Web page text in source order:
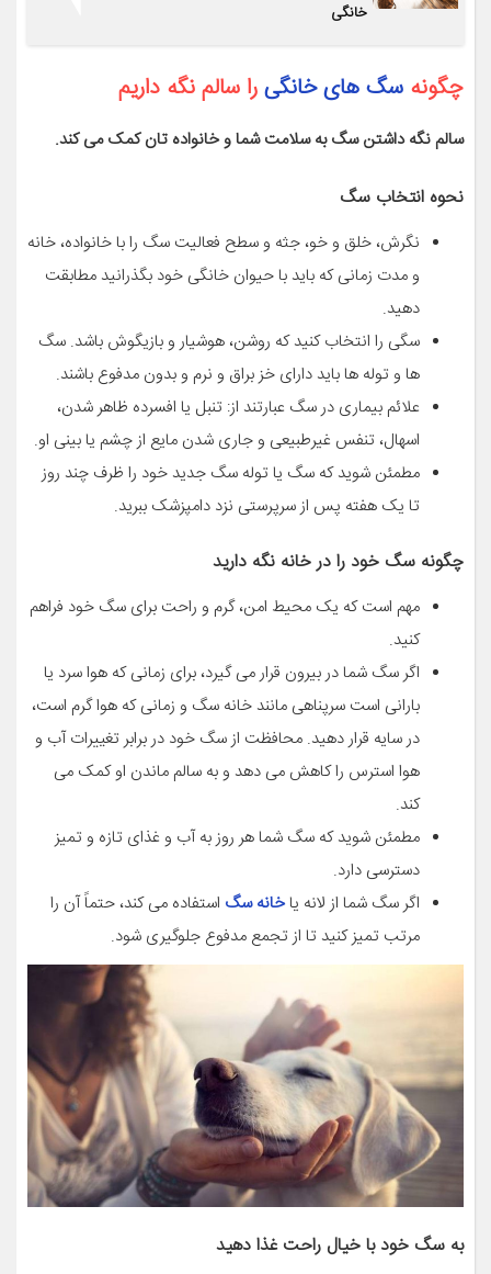
خانگی
چگونه سگ های خانگیرا سالم نگه داریم
سالم نگه داشتن سگ به سلامت شما و خانواده تان کمک می کند.
نحوه انتخاب سگ
نگرش، خلق و خو، جثه و سطح فعالیت سگ را با خانواده، خانه
و مدت زمانی که باید با حیوان خانگی خود بگذرانید مطابقت
دهید.
سگی را انتخاب کنید که روشن، هوشیار و بازیگوش باشد. سگ
ها و توله ها باید دارای خز براق و نرم و بدون مدفوع باشند.
علائم بیماری در سگ عبارتند از: تنبل یا افسرده ظاهر شدن،
اسهال، تنفس غیرطبیعی و جاری شدن مایع از چشم یا بینی او.
مطمئن شوید که سگ یا توله سگ جدید خود را ظرف چند روز
تا یک هفته پس از سرپرستی نزد دامپزشک ببرید.
چگونه سگ خود را در خانه نگه دارید
مهم است که یک محیط امن، گرم و راحت برای سگ خود فراهم
کنید.
اگر سگ شما در بیرون قرار می گیرد، برای زمانی که هوا سرد یا
بارانی است سرپناهی مانند خانه سگ و زمانی که هوا گرم است،
در سایه قرار دهید. محافظت از سگ خود در برابر تغییرات آب و
هوا استرس را کاهش می دهد و به سالم ماندن او کمک می
کند.
مطمئن شوید که سگ شما هر روز به آب و غذای تازه و تمیز
دسترسی دارد.
اگر سگ شما از لانه یاخانه سگ استفاده می کند، حتماً آن را
مرتب تمیز کنید تا از تجمع مدفوع جلوگیری شود.
به سگ خود با خیال راحت غذا دهید